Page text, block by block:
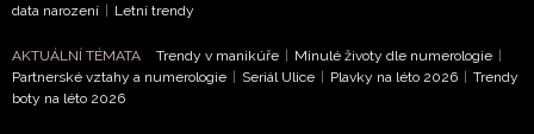
Přihlášením k newsletteru souhlasíte sObchodními
podmínkami společnosti BurdaMedia Extra s.r.o.
data narození
Letní trendy
AKTUÁLNÍ TÉMATA Trendy v manikúře Minulé životy dle numerologie
Partnerské vztahy a numerologie
Seriál Ulice Plavky na léto 2026
Trendy
boty na léto 2026